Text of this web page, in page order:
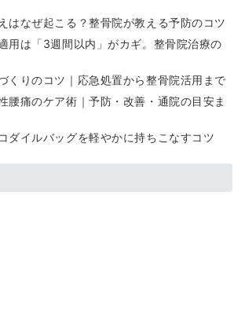
はなぜ起こる？整骨院が教える予防のコツ
用は「3週間以内」がカギ。整骨院治療の
くりのコツ｜応急処置から整骨院活用まで
腰痛のケア術｜予防・改善・通院の目安ま
ダイルバッグを軽やかに持ちこなすコツ